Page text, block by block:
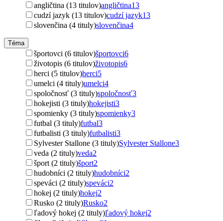
angličtina (13 titulov)angličtina13
cudzí jazyk (13 titulov)cudzí jazyk13
slovenčina (4 tituly)slovenčina4
Téma
športovci (6 titulov)športovci6
životopis (6 titulov)životopis6
herci (5 titulov)herci5
umelci (4 tituly)umelci4
spoločnosť (3 tituly)spoločnosť3
hokejisti (3 tituly)hokejisti3
spomienky (3 tituly)spomienky3
futbal (3 tituly)futbal3
futbalisti (3 tituly)futbalisti3
Sylvester Stallone (3 tituly)Sylvester Stallone3
veda (2 tituly)veda2
šport (2 tituly)šport2
hudobníci (2 tituly)hudobníci2
speváci (2 tituly)speváci2
hokej (2 tituly)hokej2
Rusko (2 tituly)Rusko2
ľadový hokej (2 tituly)ľadový hokej2